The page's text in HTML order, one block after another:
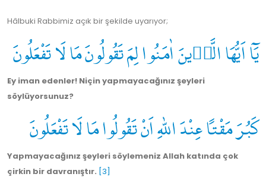
Hâlbuki Rabbimiz açık bir şekilde uyarıyor;
يَٓا اَيُّهَا الَّذ۪ينَ اٰمَنُوا لِمَ تَقُولُونَ مَا لَا تَفْعَلُونَ
Ey iman edenler! Niçin yapmayacağınız şeyleri
söylüyorsunuz?
كَبُرَ مَقْتاً عِنْدَ اللّٰهِ اَنْ تَقُولُوا مَا لَا تَفْعَلُونَ
Yapmayacağınız şeyleri söylemeniz Allah katında çok
çirkin bir davranıştır. [3]